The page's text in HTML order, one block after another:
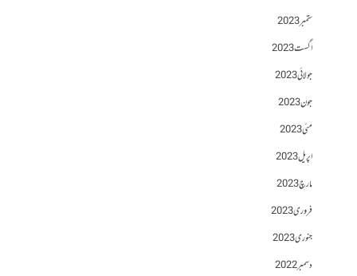
ستمبر 2023
اگست 2023
جولائی 2023
جون 2023
مئی 2023
اپریل 2023
مارچ 2023
فروری 2023
جنوری 2023
دسمبر 2022